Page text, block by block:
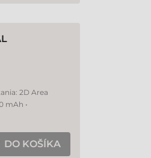
2D Area
mAh •
DO KOŠÍKA